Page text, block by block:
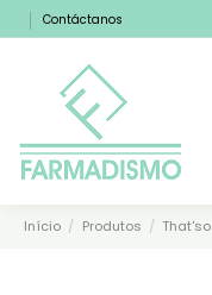
Contáctanos
Início Produtos That'so